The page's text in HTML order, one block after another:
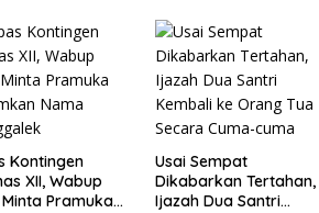
G Mengaku
Kadis
Tawuran Usai Sholat
Jumat
Kontingen
XII, Wabup
Pramuka
Usai Sempat
Dikabarkan Tertahan,
Ijazah Dua Santri